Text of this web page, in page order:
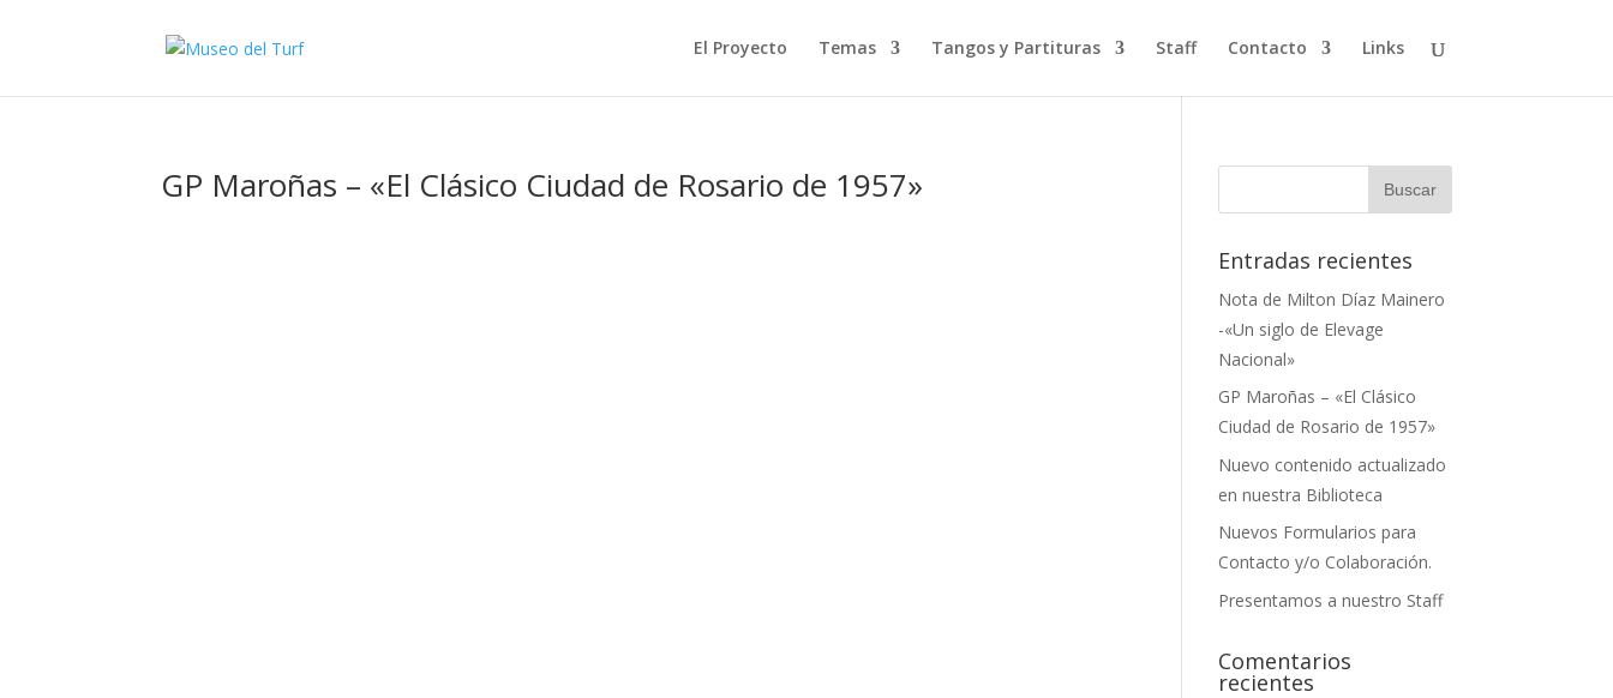
El Proyecto Temas Tangos y Partituras Staff Contacto Links
GP Maroñas – «El Clásico Ciudad de Rosario de 1957»
Entradas recientes
Nota de Milton Díaz Mainero
-«Un siglo de Elevage
Nacional»
GP Maroñas – «El Clásico
Ciudad de Rosario de 1957»
Nuevo contenido actualizado
en nuestra Biblioteca
Nuevos Formularios para
Contacto y/o Colaboración.
Presentamos a nuestro Staff
Comentarios
recientes